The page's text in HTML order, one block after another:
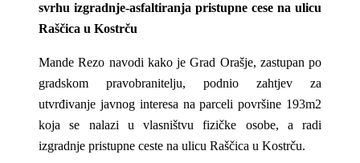
svrhu izgradnje-asfaltiranja pristupne cese na ulicu
Raščica u Kostrču
Mande Rezo navodi kako je Grad Orašje, zastupan po
gradskom pravobranitelju, podnio zahtjev za
utvrđivanje javnog interesa na parceli površine 193m2
koja se nalazi u vlasništvu fizičke osobe, a radi
izgradnje pristupne ceste na ulicu Raščica u Kostrču.